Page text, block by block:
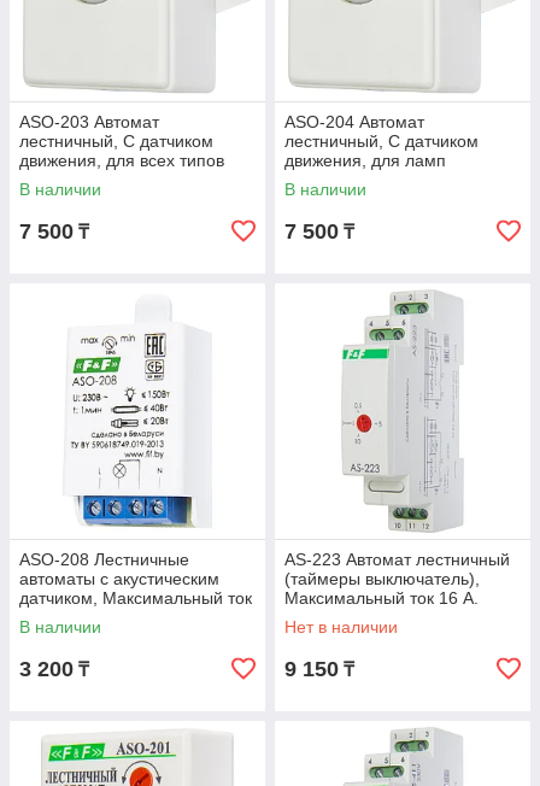
ASO-203 Автомат
лестничный, С датчиком
движения, для всех типов
ламп. Максимальный ток 10
А
В наличии
7 500 ₸
ASO-204 Автомат
лестничный, С датчиком
движения, для ламп
накаливания, Максимальный
ток 1,2 А
В наличии
7 500 ₸
ASO-208 Лестничные
автоматы с акустическим
датчиком, Максимальный ток
0.6 А
В наличии
3 200 ₸
AS-223 Автомат лестничный
(таймеры выключатель),
Максимальный ток 16 А.
Монтаж на DIN-рейку,
Нет в наличии
9 150 ₸